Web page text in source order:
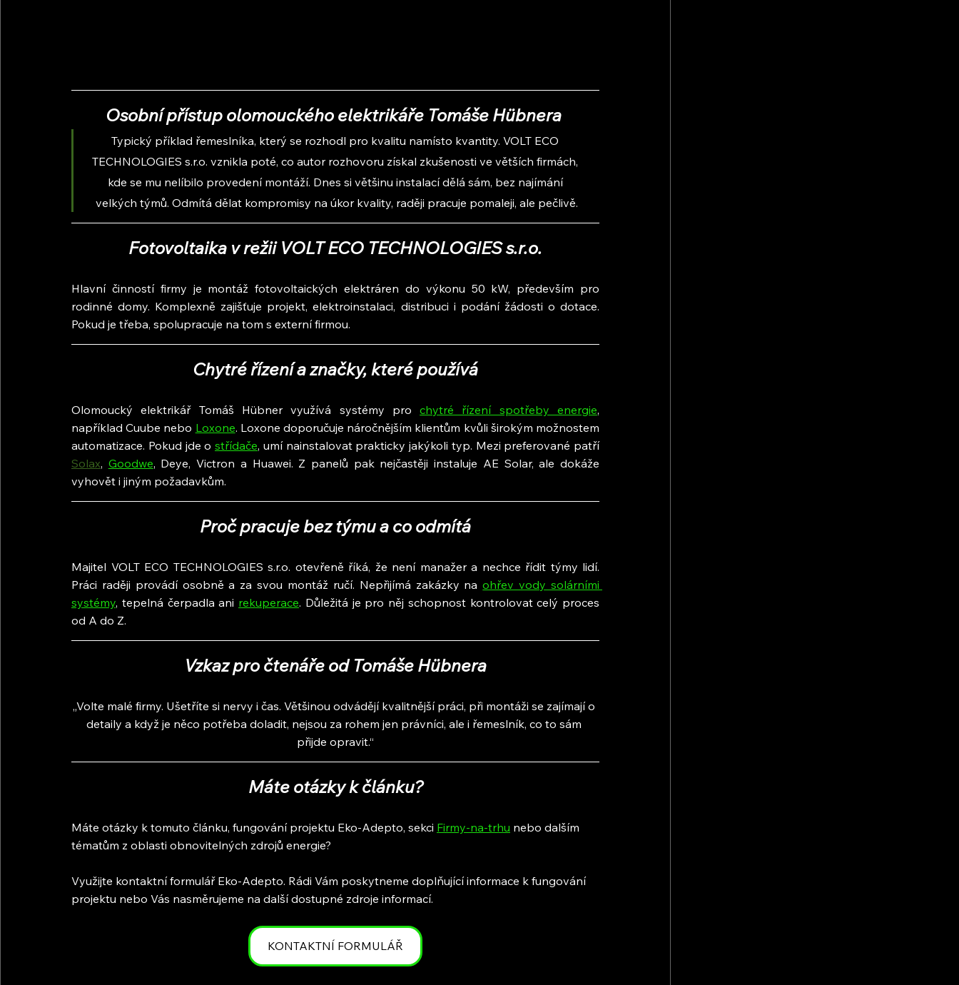
Osobní přístup olomouckého elektrikáře Tomáše Hübnera
Typický příklad řemeslníka, který se rozhodl pro kvalitu namísto kvantity. VOLT ECO
TECHNOLOGIES s.r.o. vznikla poté, co autor rozhovoru získal zkušenosti ve větších firmách,
kde se mu nelíbilo provedení montáží. Dnes si většinu instalací dělá sám, bez najímání
velkých týmů. Odmítá dělat kompromisy na úkor kvality, raději pracuje pomaleji, ale pečlivě.
Fotovoltaika v režii VOLT ECO TECHNOLOGIES s.r.o.
Hlavní činností firmy je montáž fotovoltaických elektráren do výkonu 50 kW, především pro
rodinné domy. Komplexně zajišťuje projekt, elektroinstalaci, distribuci i podání žádosti o dotace.
Pokud je třeba, spolupracuje na tom s externí firmou.
Chytré řízení a značky, které používá
Olomoucký elektrikář Tomáš Hübner využívá systémy pro chytré řízení spotřeby energie,
například Cuube nebo Loxone. Loxone doporučuje náročnějším klientům kvůli širokým možnostem
automatizace. Pokud jde o střídače
, umí nainstalovat prakticky jakýkoli typ. Mezi preferované patří
Solax, Goodwe, Deye, Victron a Huawei. Z panelů pak nejčastěji instaluje AE Solar, ale dokáže
vyhovět i jiným požadavkům.
Proč pracuje bez týmu a co odmítá
Majitel VOLT ECO TECHNOLOGIES s.r.o. otevřeně říká, že není manažer a nechce řídit týmy lidí.
Práci raději provádí osobně a za svou montáž ručí. Nepřijímá zakázky na ohřev vody solárními
systémy, tepelná čerpadla ani rekuperace. Důležitá je pro něj schopnost kontrolovat celý proces
od A do Z.
Vzkaz pro čtenáře od Tomáše Hübnera
„Volte malé firmy. Ušetříte si nervy i čas. Většinou odvádějí kvalitnější práci, při montáži se zajímají o
detaily a když je něco potřeba doladit, nejsou za rohem jen právníci, ale i řemeslník, co to sám
přijde opravit.“
Máte otázky k článku?
Máte otázky k tomuto článku, fungování projektu Eko-Adepto, sekci Firmy-na-trhu nebo dalším
tématům z oblasti obnovitelných zdrojů energie?
Využijte kontaktní formulář Eko-Adepto. Rádi Vám poskytneme doplňující informace k fungování
projektu nebo Vás nasměrujeme na další dostupné zdroje informací.
KONTAKTNÍ FORMULÁŘ